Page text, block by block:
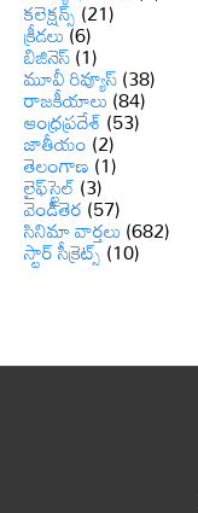
కలెక్షన్స్(21)
క్రీడలు(6)
బిజినెస్(1)
మూవీ రివ్యూస్(38)
రాజకీయాలు(84)
ఆంధ్రప్రదేశ్(53)
జాతీయం(2)
తెలంగాణ(1)
లైఫ్‌స్టైల్(3)
వెండితెర(57)
సినిమా వార్తలు(682)
స్టార్ సీక్రెట్స్(10)